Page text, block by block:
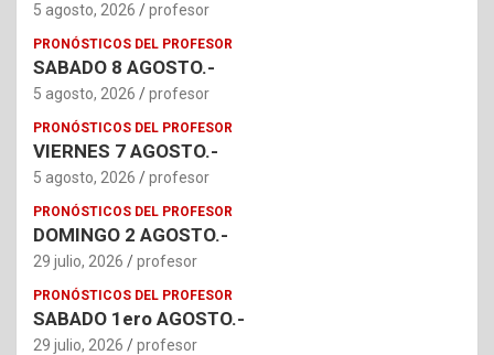
5 agosto, 2026 profesor
PRONÓSTICOS DEL PROFESOR
SABADO 8 AGOSTO.-
5 agosto, 2026 profesor
PRONÓSTICOS DEL PROFESOR
VIERNES 7 AGOSTO.-
5 agosto, 2026 profesor
PRONÓSTICOS DEL PROFESOR
DOMINGO 2 AGOSTO.-
29 julio, 2026 profesor
PRONÓSTICOS DEL PROFESOR
SABADO 1ero AGOSTO.-
29 julio, 2026 profesor